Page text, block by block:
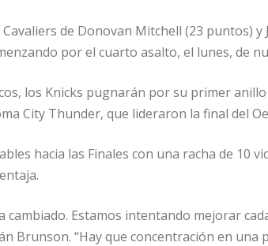
de Donovan Mitchell (23 puntos)
por el cuarto asalto, el lunes, de
los Knicks pugnarán por su primer
City Thunder, que lideraron la final del
hacia las Finales con una racha de 10
cambiado. Estamos intentando mejorar
Brunson. “Hay que concentración en una